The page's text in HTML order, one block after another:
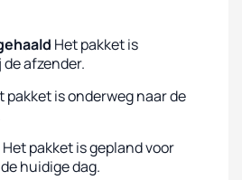
Het pakket is
afzender.
pakket is onderweg naar de
Het pakket is gepland voor
huidige dag.